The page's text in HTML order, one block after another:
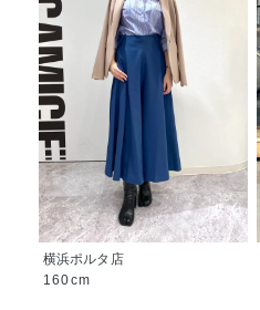
横浜ポルタ店
160cm